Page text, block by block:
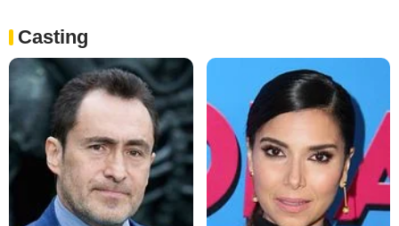
Casting